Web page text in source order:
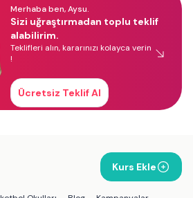
Merhaba ben, Aysu.
Sizi uğraştırmadan toplu teklif
alabilirim.
Teklifleri alın, kararınızı kolayca verin
!
Ücretsiz Teklif Al
Kurs Ekle